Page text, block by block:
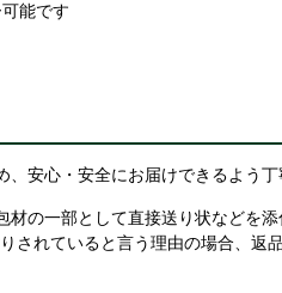
能です
安心・安全にお届けできるよう丁
の一部として直接送り状などを
れていると言う理由の場合、返